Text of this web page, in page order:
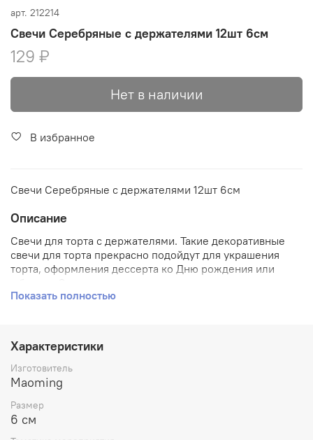
арт. 212214
Свечи Серебряные с держателями 12шт 6см
129 ₽
Нет в наличии
В избранное
Свечи Серебряные с держателями 12шт 6см
Описание
Свечи для торта с держателями. Такие декоративные
свечи для торта прекрасно подойдут для украшения
торта, оформления дессерта ко Дню рождения или
высоким качеством.
Показать полностью
Характеристики
Изготовитель
Maoming
Размер
6 см